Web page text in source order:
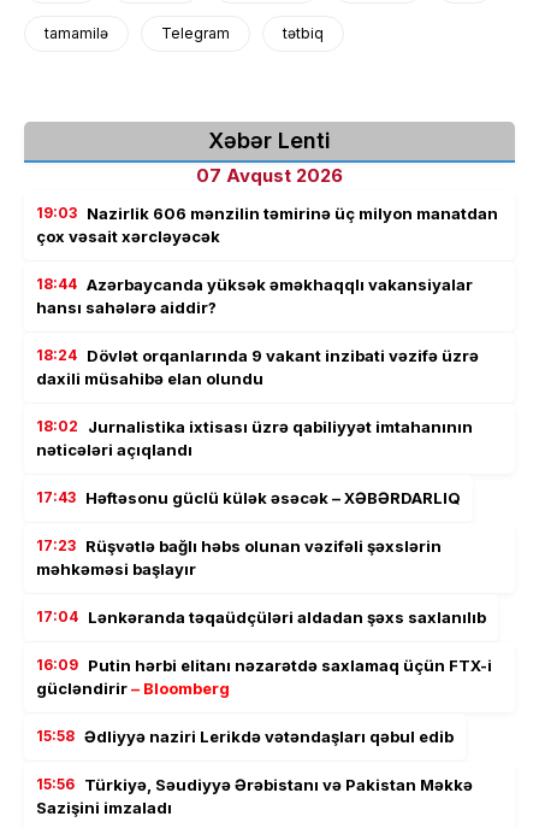
tamamilə Telegram tətbiq
Xəbər Lenti
07 Avqust 2026
19:03 Nazirlik 606 mənzilin təmirinə üç milyon manatdan
çox vəsait xərcləyəcək
18:44 Azərbaycanda yüksək əməkhaqqlı vakansiyalar
hansı sahələrə aiddir?
18:24 Dövlət orqanlarında 9 vakant inzibati vəzifə üzrə
daxili müsahibə elan olundu
18:02
Jurnalistika ixtisası üzrə qabiliyyət imtahanının
nəticələri açıqlandı
17:43 Həftəsonu güclü külək əsəcək – XƏBƏRDARLIQ
17:23 Rüşvətlə bağlı həbs olunan vəzifəli şəxslərin
məhkəməsi başlayır
17:04 Lənkəranda təqaüdçüləri aldadan şəxs saxlanılıb
16:09 Putin hərbi elitanı nəzarətdə saxlamaq üçün FTX-i
gücləndirir– Bloomberg
15:58 Ədliyyə naziri Lerikdə vətəndaşları qəbul edib
15:56 Türkiyə, Səudiyyə Ərəbistanı və Pakistan Məkkə
Sazişini imzaladı